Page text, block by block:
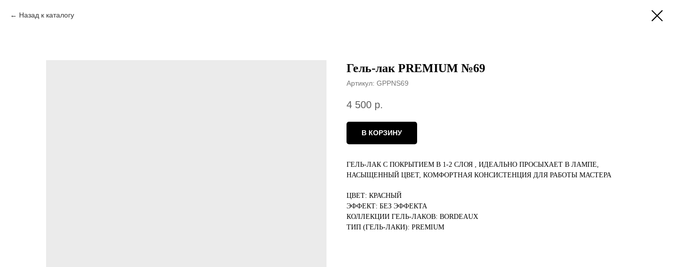
Назад к каталогу
Гель-лак PREMIUM №69
Артикул: GPPNS69
4 500 р.
В КОРЗИНУ
ГЕЛЬ-ЛАК С ПОКРЫТИЕМ В 1-2 СЛОЯ , ИДЕАЛЬНО ПРОСЫХАЕТ В ЛАМПЕ,
НАСЫЩЕННЫЙ ЦВЕТ, КОМФОРТНАЯ КОНСИСТЕНЦИЯ ДЛЯ РАБОТЫ МАСТЕРА
ЦВЕТ: КРАСНЫЙ
ЭФФЕКТ: БЕЗ ЭФФЕКТА
КОЛЛЕКЦИИ ГЕЛЬ-ЛАКОВ: BORDEAUX
ТИП (ГЕЛЬ-ЛАКИ): PREMIUM